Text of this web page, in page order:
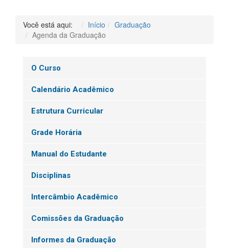
Você está aqui: Início
Graduação
Agenda da Graduação
O Curso
Calendário Acadêmico
Estrutura Curricular
Grade Horária
Manual do Estudante
Disciplinas
Intercâmbio Acadêmico
Comissões da Graduação
Informes da Graduação